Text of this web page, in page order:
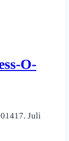
O-
17. Juli